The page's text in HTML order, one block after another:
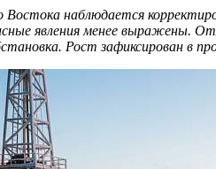
Востока наблюдается
явления менее выражены.
Рост зафиксирован в